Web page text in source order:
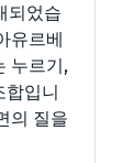
되었습
유르베
누르기,
합입니
의 질을